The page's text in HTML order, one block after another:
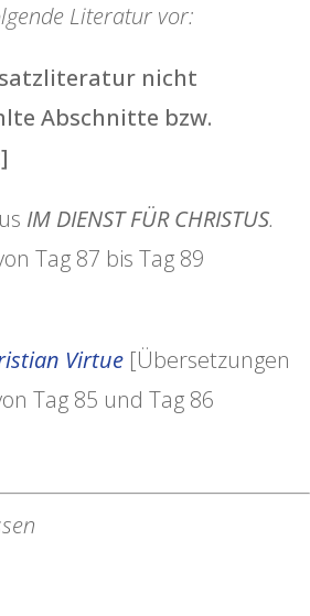
Literatur vor:
nicht
Abschnitte bzw.
IM DIENST FÜR CHRISTUS.
Tag 87 bis Tag 89
Virtue [Übersetzungen
Tag 85 und Tag 86